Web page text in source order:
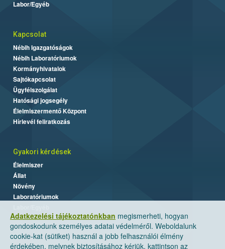
Adatkezelési tájékoztatónkban megismerheti, hogyan
gondoskodunk személyes adatai védelméről. Weboldalunk
cookie-kat (sütiket) használ a jobb felhasználói élmény
érdekében, melynek biztosításához kérjük, kattintson az
Labor/Egyéb
Kapcsolat
Nébih Igazgatóságok
Nébih Laboratóriumok
Kormányhivatalok
Sajtókapcsolat
Ügyfélszolgálat
Hatósági jogsegély
Élelmiszermentő Központ
Hírlevél feliratkozás
Gyakori kérdések
Élelmiszer
Állat
Növény
Laboratóriumok